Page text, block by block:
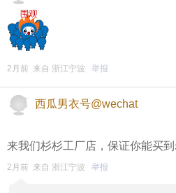
于是就到了庄山路，那里有好
2月前 来自 浙江宁波 举报
西瓜男衣号@wechat
来我们杉杉工厂店，保证你能买到
2月前 来自 浙江宁波 举报